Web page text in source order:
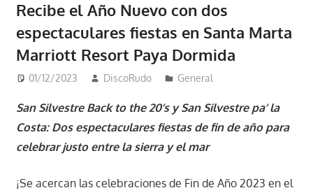
Recibe el Año Nuevo con dos
espectaculares fiestas en Santa Marta
Marriott Resort Paya Dormida
01/12/2023 DiscoRudo General
San Silvestre Back to the 20’s y San Silvestre pa’ la
Costa: Dos espectaculares fiestas de fin de año para
celebrar justo entre la sierra y el mar
¡Se acercan las celebraciones de Fin de Año 2023 en el